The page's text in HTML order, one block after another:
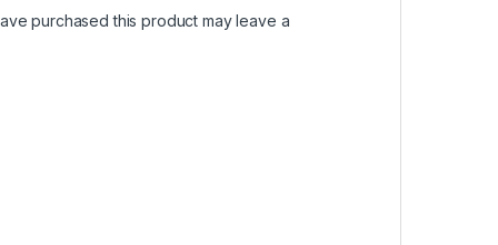
purchased this product may leave a